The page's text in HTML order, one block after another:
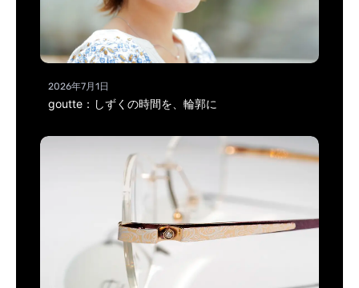
2026年7月1日
goutte：しずくの時間を、輪郭に